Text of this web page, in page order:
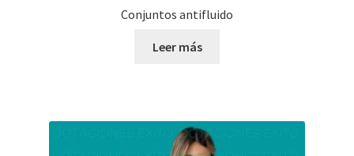
Conjuntos antifluido
Leer más